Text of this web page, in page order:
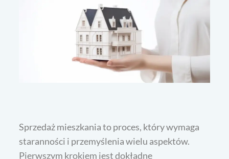
Sprzedaż mieszkania to proces, który wymaga
staranności i przemyślenia wielu aspektów.
Pierwszym krokiem jest dokładne